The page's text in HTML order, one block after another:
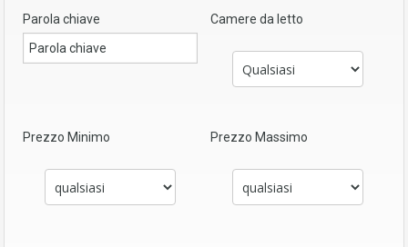
Parola chiave Camere da letto
Prezzo Minimo Prezzo Massimo